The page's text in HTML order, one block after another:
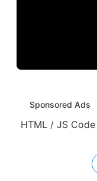
Sponsored Ads
HTML / JS Code